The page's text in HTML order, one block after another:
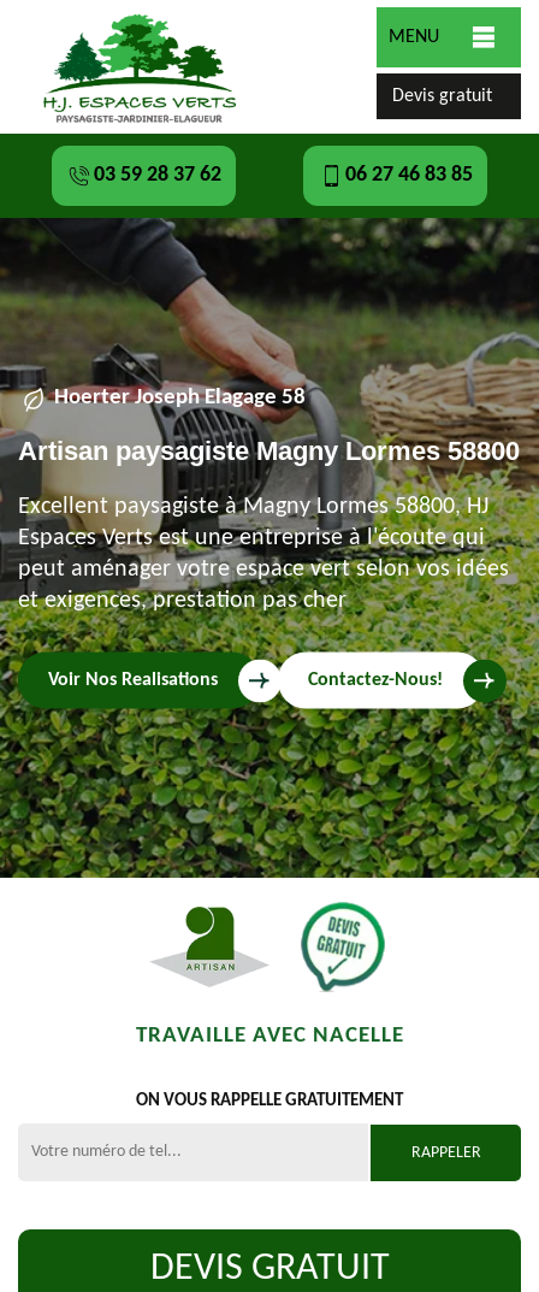
MENU
Devis gratuit
03 59 28 37 62 06 27 46 83 85
Hoerter Joseph Elagage 58
Artisan paysagiste Magny Lormes 58800
Excellent paysagiste à Magny Lormes 58800, HJ
Espaces Verts est une entreprise à l'écoute qui
peut aménager votre espace vert selon vos idées
et exigences, prestation pas cher
Voir Nos Realisations Contactez-Nous!
TRAVAILLE AVEC NACELLE
ON VOUS RAPPELLE GRATUITEMENT
DEVIS GRATUIT